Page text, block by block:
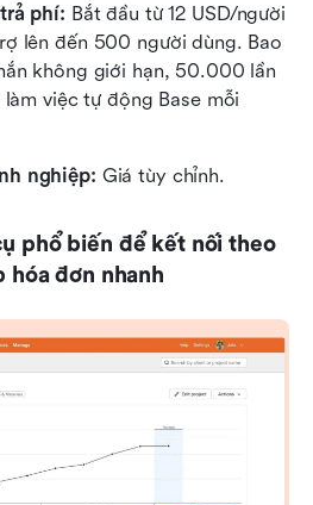
phí: Bắt đầu từ 12 USD/người
lên đến 500 người dùng. Bao
không giới hạn, 50.000 lần
việc tự động Base mỗi
nghiệp: Giá tùy chỉnh.
phổ biến để kết nối theo
hóa đơn nhanh